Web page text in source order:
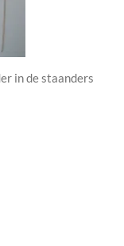
in de staanders